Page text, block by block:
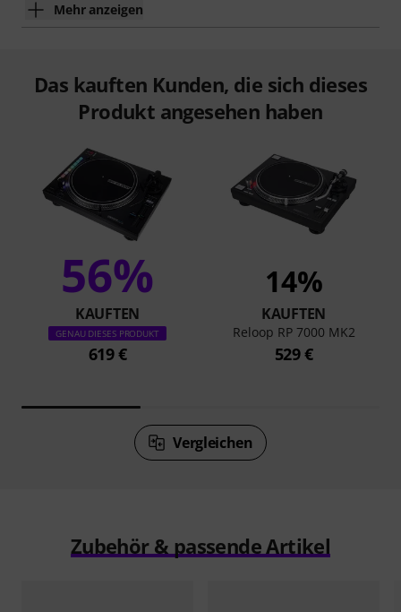
Mehr anzeigen
Das kauften Kunden, die sich dieses
Produkt angesehen haben
56%
KAUFTEN
GENAU DIESES PRODUKT
619 €
14%
KAUFTEN
Reloop RP 7000 MK2
529 €
Vergleichen
Zubehör & passende Artikel